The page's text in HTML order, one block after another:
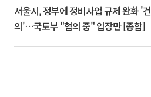
서울시, 정부에 정비사업 규제 완화 '건
의'⋯국토부 "협의 중" 입장만 [종합]